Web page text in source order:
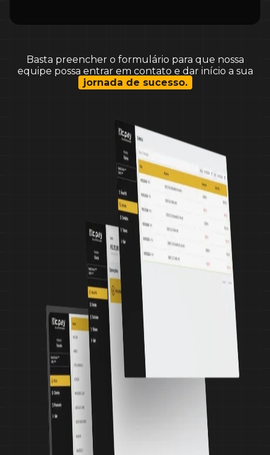
Basta preencher o formulário para que nossa
equipe possa entrar em contato e dar início a sua
jornada de sucesso.